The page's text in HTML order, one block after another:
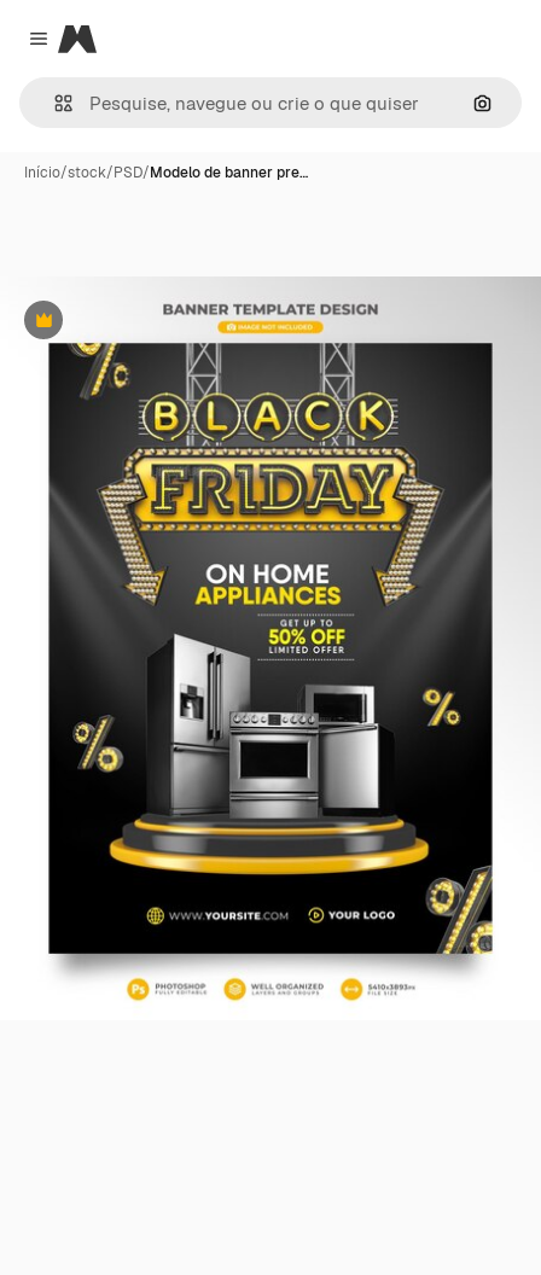
Close menu
Magnific
Início/stock/PSD/Modelo de banner pre…
Premium